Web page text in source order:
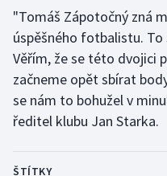
Vodní slalom
Volejbal
Ostatní
"Tomáš Zápotočný zná
úspěšného fotbalistu.
Věřím, že se této dvojici
začneme opět sbírat
se nám to bohužel v
ředitel klubu Jan Starka.
ŠTÍTKY